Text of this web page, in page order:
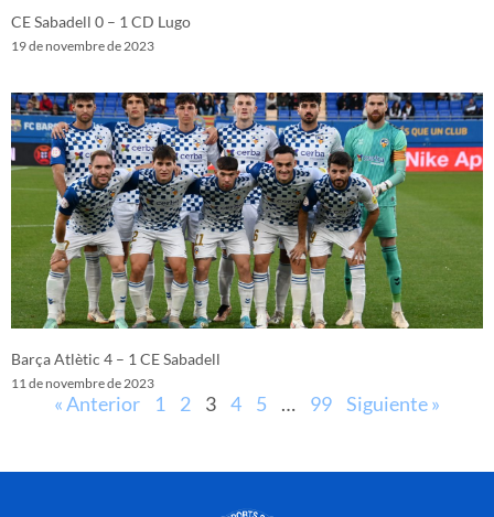
CE Sabadell 0 – 1 CD Lugo
19 de novembre de 2023
Barça Atlètic 4 – 1 CE Sabadell
11 de novembre de 2023
« Anterior 1 2 3 4 5 … 99 Siguiente »